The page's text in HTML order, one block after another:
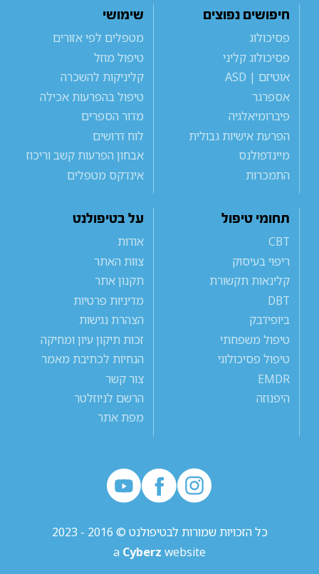
חיפושים נפוצים
פסיכולוג
פסיכולוג קליני
אוטיזם | ASD
אספרגר
פיברומיאלגיה
הפרעת אישיות גבולית
מיינדפולנס
התמכרות
שימושי
מטפלים לפי אזורים
טיפול מוזל
קליניקות להשכרה
טיפול בהפרעות אכילה
מדור הספרים
לוח דרושים
אבחון הפרעות קשב וריכוז
אינדקס מטפלים
תחומי טיפול
CBT
ריפוי בעיסוק
קלינאות תקשורת
DBT
ביופידבק
טיפול משפחתי
טיפול פסיכולוגי
EMDR
היפנוזה
על בטיפולנט
אודות
צוות האתר
תקנון אתר
מדיניות פרטיות
הצהרת נגישות
זכות תיקון עיון ומחיקה
הנחיות לכתיבת מאמר
צור קשר
הרשם לניוזלטר
מפת אתר
כל הזכויות שמורות לבטיפולנט © 2016 - 2023
a Cyberz website